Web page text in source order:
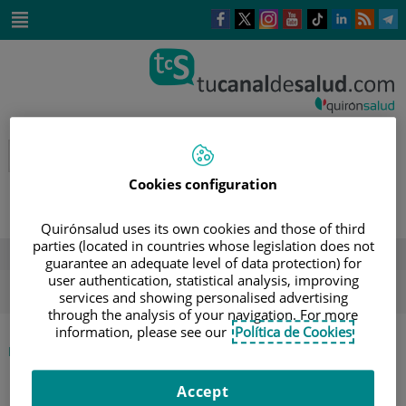
Este
enlace
se
ventana
nueva.
Este
enlace
se
una
ventana
nueva.
Este
enlace
se
una
ventana
nueva.
Este
enlace
se
una
ventana
nueva.
Enlace
una
Enlace
una
DESTACADOS
ola de calor verano sol
INICIO
|ROBERTO BELVÍS NIETO
Cookies configuration
Quirónsalud uses its own cookies and those of third
parties (located in countries whose legislation does not
guarantee an adequate level of data protection) for
user authentication, statistical analysis, improving
services and showing personalised advertising
through the analysis of your navigation. For more
information, please see our Política de Cookies
Accept